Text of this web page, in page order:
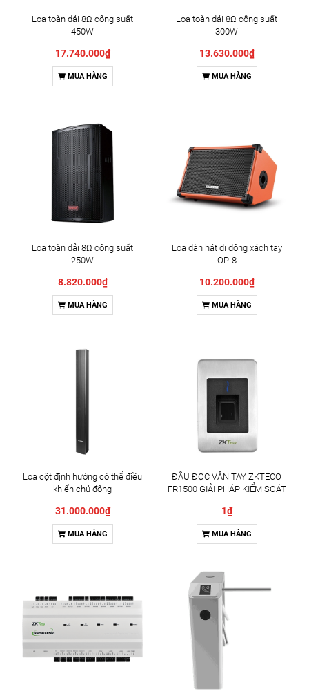
Loa toàn dải 8Ω công suất
450W
17.740.000₫
MUA HÀNG
Loa toàn dải 8Ω công suất
300W
13.630.000₫
MUA HÀNG
Loa toàn dải 8Ω công suất
250W
8.820.000₫
MUA HÀNG
Loa đàn hát di động xách tay
OP-8
10.200.000₫
MUA HÀNG
Loa cột định hướng có thể điều
khiển chủ động
31.000.000₫
MUA HÀNG
ĐẦU ĐỌC VÂN TAY ZKTECO
FR1500 GIẢI PHÁP KIỂM SOÁT
1₫
MUA HÀNG